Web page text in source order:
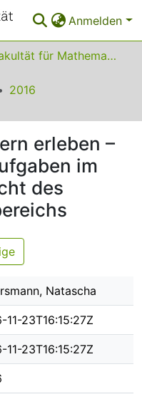
Anmelden
01 Fakultät für Mathematik
2016
erleben –
im
des
Natascha
11-23T16:15:27Z
11-23T16:15:27Z